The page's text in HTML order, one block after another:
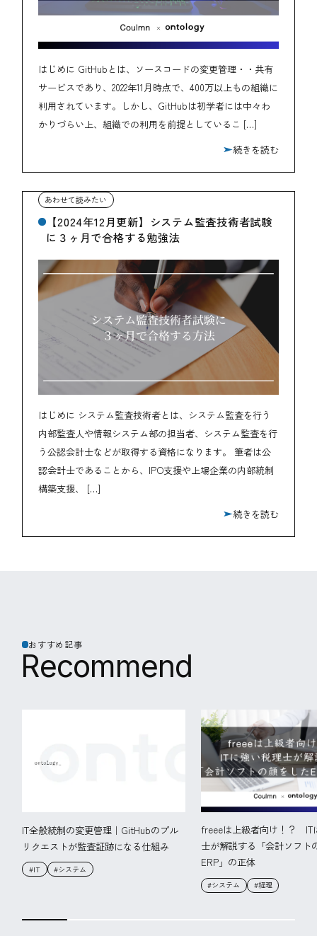
はじめに GitHubとは、ソースコードの変更管理・・共有
サービスであり、2022年11月時点で、400万以上もの組織に
利用されています。しかし、GitHubは初学者には中々わ
かりづらい上、組織での利用を前提としているこ […]
続きを読む
【2024年12月更新】システム監査技術者試験
に３ヶ月で合格する勉強法
はじめに システム監査技術者とは、システム監査を行う
内部監査人や情報システム部の担当者、システム監査を行
う公認会計士などが取得する資格になります。 筆者は公
認会計士であることから、IPO支援や上場企業の内部統制
構築支援、 […]
続きを読む
おすすめ記事
Recommend
IT全般統制の変更管理｜GitHubのプル
リクエストが監査証跡になる仕組み
#IT #システム
freeeは上級者向け！？ IT
士が解説する「会計ソフト
ERP」の正体
#システム #経理